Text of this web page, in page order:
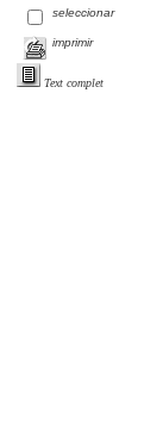
seleccionar
imprimir
Text complet